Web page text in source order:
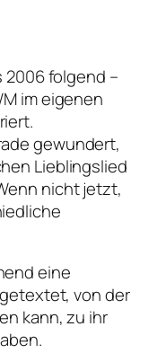
2006 folgend –
im eigenen
gewundert,
Lieblingslied
nicht jetzt,
eine
von der
kann, zu ihr